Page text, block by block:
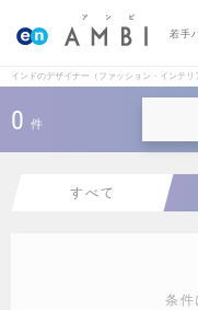
若手
インドのデザイナー（ファッション・インテ
0 件
すべて
条件